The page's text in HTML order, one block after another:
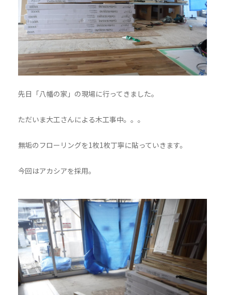
先日「八幡の家」の現場に行ってきました。
ただいま大工さんによる木工事中。。。
無垢のフローリングを1枚1枚丁寧に貼っていきます。
今回はアカシアを採用。